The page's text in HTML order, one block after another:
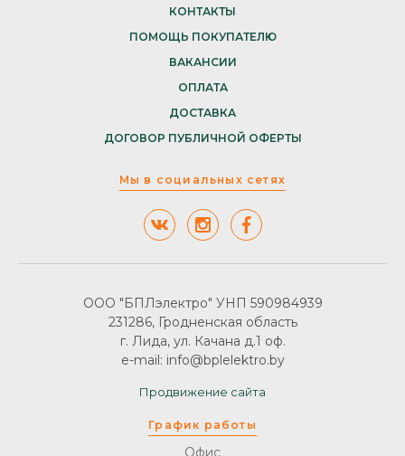
КОНТАКТЫ
ПОМОЩЬ ПОКУПАТЕЛЮ
ВАКАНСИИ
ОПЛАТА
ДОСТАВКА
ДОГОВОР ПУБЛИЧНОЙ ОФЕРТЫ
Мы в социальных сетях
График работы
Офис
ООО "БПЛэлектро" УНП 590984939
231286, Гродненская область
г. Лида, ул. Качана д.1 оф.
e-mail: info@bplelektro.by
Продвижение сайта